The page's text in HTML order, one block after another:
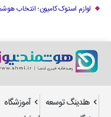
لوازم استوک کامیون؛ انتخاب
هلدینگ توسعه
آموزشگاه